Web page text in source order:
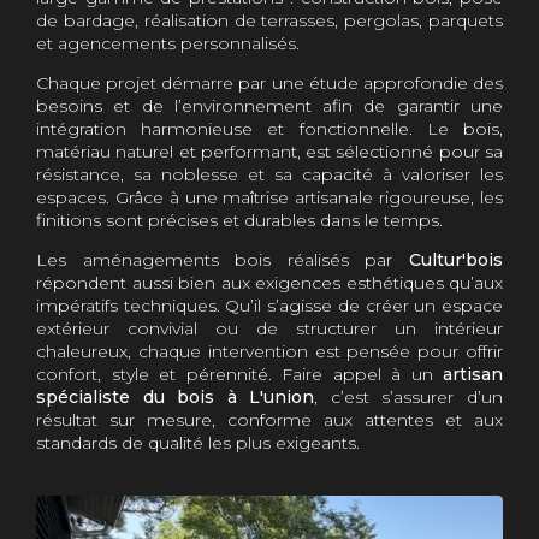
de bardage, réalisation de terrasses, pergolas, parquets
et agencements personnalisés.
Chaque projet démarre par une étude approfondie des
besoins et de l’environnement afin de garantir une
intégration harmonieuse et fonctionnelle. Le bois,
matériau naturel et performant, est sélectionné pour sa
résistance, sa noblesse et sa capacité à valoriser les
espaces. Grâce à une maîtrise artisanale rigoureuse, les
finitions sont précises et durables dans le temps.
Les aménagements bois réalisés par Cultur'bois
répondent aussi bien aux exigences esthétiques qu’aux
impératifs techniques. Qu’il s’agisse de créer un espace
extérieur convivial ou de structurer un intérieur
chaleureux, chaque intervention est pensée pour offrir
confort, style et pérennité. Faire appel à un artisan
spécialiste du bois à L'union, c’est s’assurer d’un
résultat sur mesure, conforme aux attentes et aux
standards de qualité les plus exigeants.